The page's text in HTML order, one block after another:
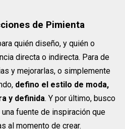
de Pimienta
quién diseño, y quién o
directa o indirecta. Para de
y mejorarlas, o simplemente
defino el estilo de moda,
y definida. Y por último, busco
fuente de inspiración que
al momento de crear.